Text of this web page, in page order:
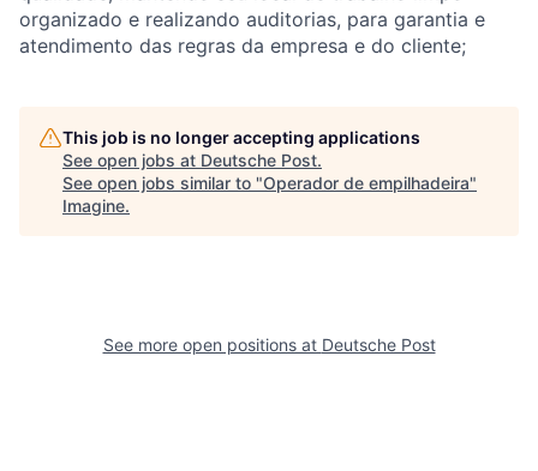
organizado e realizando auditorias, para garantia e
atendimento das regras da empresa e do cliente;
This job is no longer accepting applications
See open jobs at Deutsche Post.
See open jobs similar to "Operador de empilhadeira"
Imagine.
See more open positions at Deutsche Post